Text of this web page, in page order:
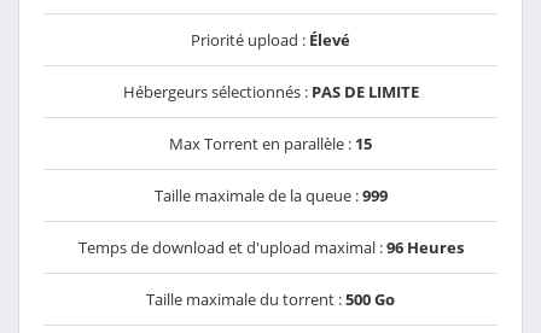
Priorité upload : Élevé
Hébergeurs sélectionnés : PAS DE LIMITE
Max Torrent en parallèle : 15
Taille maximale de la queue :999
Temps de download et d'upload maximal :96 Heures
Taille maximale du torrent :500 Go